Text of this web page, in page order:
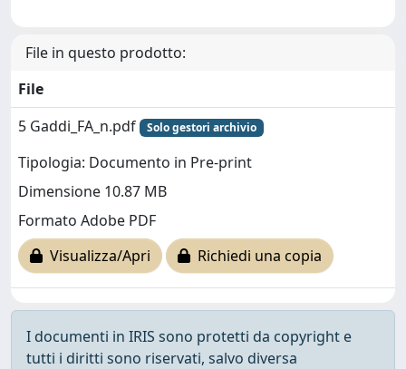
File in questo prodotto:
File
5 Gaddi_FA_n.pdf
Solo gestori archivio
Tipologia: Documento in Pre-print
Dimensione 10.87 MB
Formato Adobe PDF
Visualizza/Apri
Richiedi una copia
I documenti in IRIS sono protetti da copyright e
tutti i diritti sono riservati, salvo diversa